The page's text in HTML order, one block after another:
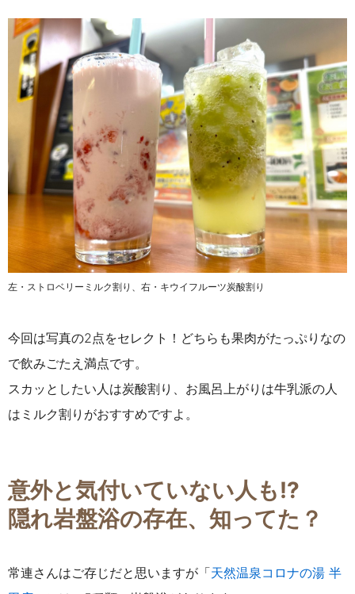
左・ストロベリーミルク割り、右・キウイフルーツ炭酸割り
今回は写真の2点をセレクト！どちらも果肉がたっぷりなの
で飲みごたえ満点です。
スカッとしたい人は炭酸割り、お風呂上がりは牛乳派の人
はミルク割りがおすすめですよ。
意外と気付いていない人も!?
隠れ岩盤浴の存在、知ってた？
常連さんはご存じだと思いますが 「天然温泉コロナの湯 半